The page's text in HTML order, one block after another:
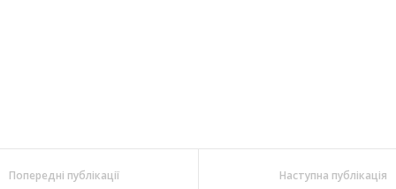
Попередні публікації Наступна публікація